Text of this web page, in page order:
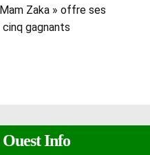
Zaka » offre ses
gagnants
Info